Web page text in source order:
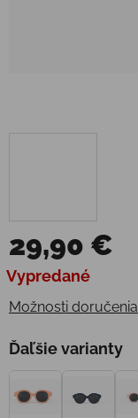
29,90 €
Jednotková cena:
Vypredané
Možnosti doručenia
Ďaľšie varianty